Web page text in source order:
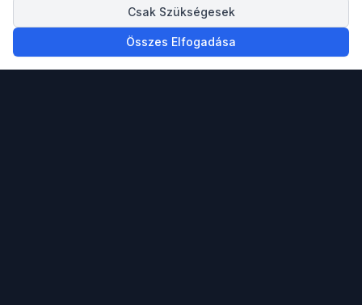
Csak Szükségesek
Összes Elfogadása